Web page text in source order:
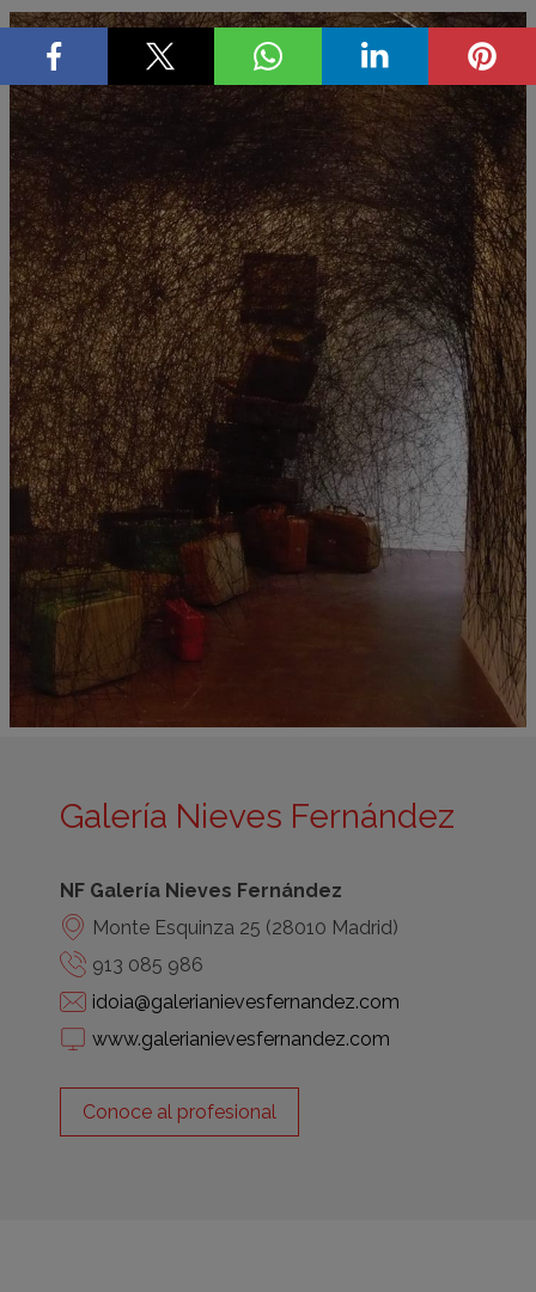
Galería Nieves Fernández
NF Galería Nieves Fernández
Monte Esquinza 25 (28010 Madrid)
913 085 986
idoia@galerianievesfernandez.com
www.galerianievesfernandez.com
Conoce al profesional